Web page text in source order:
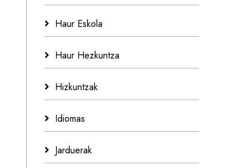
Haur Eskola
Haur Hezkuntza
Hizkuntzak
Idiomas
Jarduerak